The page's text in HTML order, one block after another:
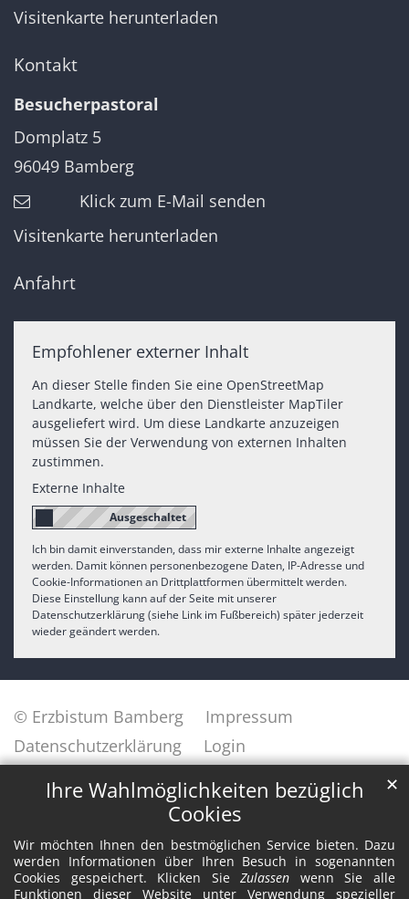
Ihre Wahlmöglichkeiten bezüglich
Cookies
Wir möchten Ihnen den bestmöglichen Service bieten. Dazu
werden Informationen über Ihren Besuch in sogenannten
Cookies gespeichert. Klicken SieZulassen wenn Sie alle
Funktionen dieser Website unter Verwendung spezieller
✕
Visitenkarte herunterladen
Kontakt
Besucherpastoral
Domplatz 5
96049 Bamberg
Klick zum E-Mail senden
Visitenkarte herunterladen
Anfahrt
Empfohlener externer Inhalt
An dieser Stelle finden Sie eine OpenStreetMap
Landkarte, welche über den Dienstleister MapTiler
ausgeliefert wird. Um diese Landkarte anzuzeigen
müssen Sie der Verwendung von externen Inhalten
zustimmen.
Externe Inhalte
Ich bin damit einverstanden, dass mir externe Inhalte angezeigt
werden. Damit können personenbezogene Daten, IP-Adresse und
Cookie-Informationen an Drittplattformen übermittelt werden.
Diese Einstellung kann auf der Seite mit unserer
Datenschutzerklärung (siehe Link im Fußbereich) später jederzeit
wieder geändert werden.
© Erzbistum Bamberg
Impressum
Datenschutzerklärung
Login